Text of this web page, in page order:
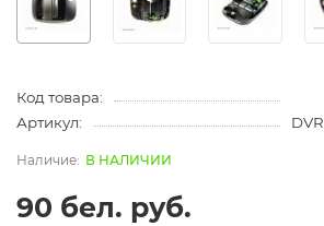
Код товара:
Артикул:
В НАЛИЧИИ
90 бел. руб.